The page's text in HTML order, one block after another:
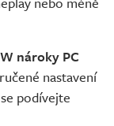
nároky PC
nastavení
podívejte